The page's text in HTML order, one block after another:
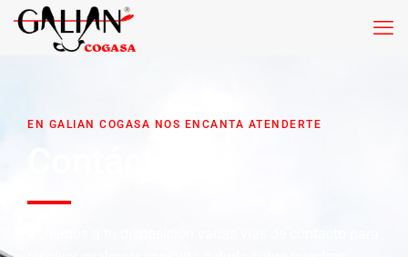
EN GALIAN COGASA NOS ENCANTA ATENDERTE